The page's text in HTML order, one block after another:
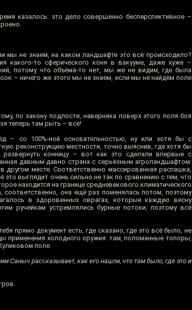
казалось: это дело совершенно бесперспективное –
мы не знаем, на каком ландшафте это всё происходило?
какого-то сферического коня в вакууме, даже хуже –
потому что объёма-то нет, мы же не видим, где была
– ничего же этого мы не знаем, если мы не найдём поле
по закону подлости, наверняка поверх этого поля боя
теперь там рыть – всё!
– со 100%-ной основательностью, ну или хотя бы с
реконструкцию местности, точно выяснив, где хотя бы
конницу – вот как это сделали впервые с
давным-давно страна с серьёзным агроландшафтом:
месте. Соответственно массированная распашка,
выглядит очень сильно не так по сравнению с тем, что
находится на границе средневекового климатического
соответственно, она ещё раз поменялась потом, поэтому
в здоровенных оврагах, которые каждую весну
ручейкам устремлялись бурные потоки, поэтому всё
прямо документ есть, где сказано, где это всё было, не
применения холодного оружия: там, поломанные топоры,
поле.
Саныч рассказывает, как его нашли, что там было, где это и